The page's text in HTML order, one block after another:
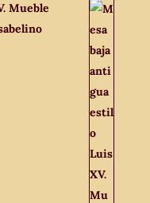
Mueble